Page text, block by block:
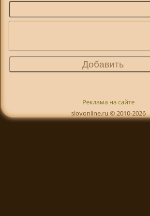
Реклама на сайте
slovonline.ru © 2010-2026